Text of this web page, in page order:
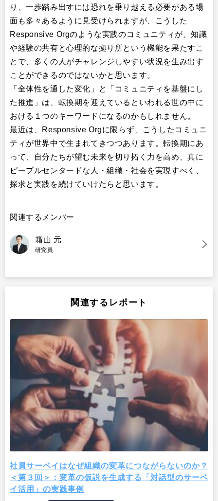
り、一歩踏み出すには恐れを乗り越える必要がある場
面も多々あるように見受けられますが、こうした
Responsive Orgのような実践のコミュニティが、知識
や経験の共有と心理的な拠り所という機能を果たすこ
とで、多くの人がチャレンジしやすい状況を生み出す
ことができるのではないかと思います。
「全体性を通した変化」と「コミュニティを基盤にし
た推進」は、転換期を迎えているといわれる世の中に
おける１つのキーワードになるのかもしれません。
最近は、Responsive Orgに限らず、こうしたコミュニ
ティが世界中で生まれてきつつあります。転換期にあ
って、自分たちが望む未来を切り拓く力を高め、真に
ピープルセンタードな人・組織・社会を実現すべく、
探求と実践を続けていけたらと思います。
関連するメンバー
霜山 元
研究員
関連するレポート
社員サーベイはなぜ組織の変革につながらないのか？
＜第３回＞：変革の仮説を生成する「対話型のサーベ
イ活用」の実践事例